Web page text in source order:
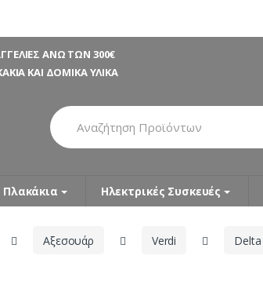
ΑΝΩ ΤΩΝ 300€
ΚΑΙ ΔΟΜΙΚΑ ΥΛΙΚΑ
Search
for:
Πλακάκια Ηλεκτρικές Συσκευές
Αξεσουάρ Verdi Delta